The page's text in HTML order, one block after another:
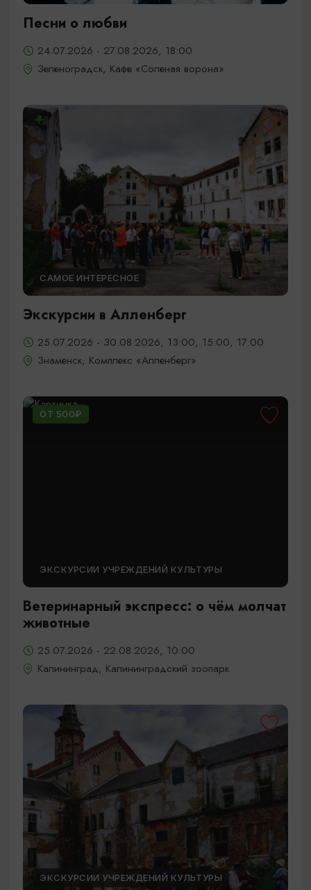
Песни о любви
24.07.2026 - 27.08.2026, 18:00
Зеленоградск, Кафе «Соленая ворона»
САМОЕ ИНТЕРЕСНОЕ
Экскурсии в Алленберг
25.07.2026 - 30.08.2026, 13:00, 15:00, 17:00
Знаменск, Комплекс «Алленберг»
ОТ 500₽
ЭКСКУРСИИ УЧРЕЖДЕНИЙ КУЛЬТУРЫ
Ветеринарный экспресс: о чём молчат
животные
25.07.2026 - 22.08.2026, 10:00
Калининград, Калининградский зоопарк
ЭКСКУРСИИ УЧРЕЖДЕНИЙ КУЛЬТУРЫ